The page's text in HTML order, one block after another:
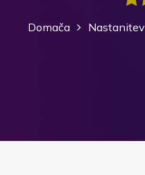
Domača Nastanitev